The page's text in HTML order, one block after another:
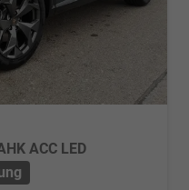
ACC LED